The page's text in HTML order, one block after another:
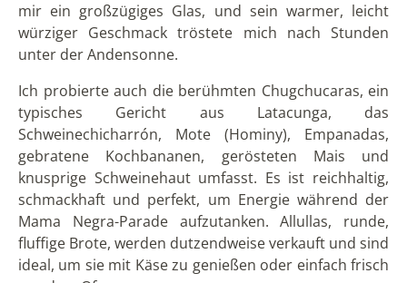
mir ein großzügiges Glas, und sein warmer, leicht
würziger Geschmack tröstete mich nach Stunden
unter der Andensonne.
Ich probierte auch die berühmten Chugchucaras, ein
typisches Gericht aus Latacunga, das
Schweinechicharrón, Mote (Hominy), Empanadas,
gebratene Kochbananen, gerösteten Mais und
knusprige Schweinehaut umfasst. Es ist reichhaltig,
schmackhaft und perfekt, um Energie während der
Mama Negra-Parade aufzutanken. Allullas, runde,
fluffige Brote, werden dutzendweise verkauft und sind
ideal, um sie mit Käse zu genießen oder einfach frisch